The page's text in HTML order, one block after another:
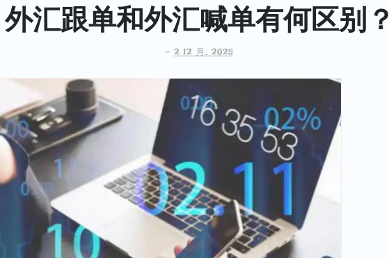
外汇跟单和外汇喊单有何区别？
- 2 12 月, 2025